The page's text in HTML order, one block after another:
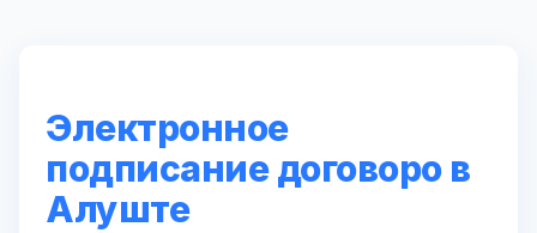
Электронное
подписание договоро в
Алуште